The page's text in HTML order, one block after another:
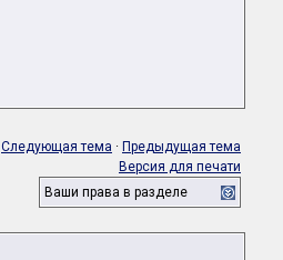
Следующая тема · Предыдущая тема
Версия для печати
Ваши права в разделе